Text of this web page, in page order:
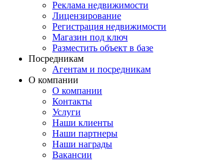
Реклама недвижимости
Лицензирование
Регистрация недвижимости
Магазин под ключ
Разместить объект в базе
Посредникам
Агентам и посредникам
О компании
О компании
Контакты
Услуги
Наши клиенты
Наши партнеры
Наши награды
Вакансии